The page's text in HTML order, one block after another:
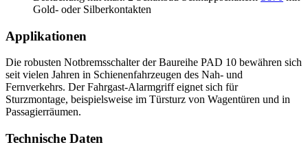
Gold- oder Silberkontakten
Applikationen
Die robusten Notbremsschalter der Baureihe PAD 10 bewähren sich
seit vielen Jahren in Schienenfahrzeugen des Nah- und
Fernverkehrs. Der Fahrgast-Alarmgriff eignet sich für
Sturzmontage, beispielsweise im Türsturz von Wagentüren und in
Passagierräumen.
Technische Daten